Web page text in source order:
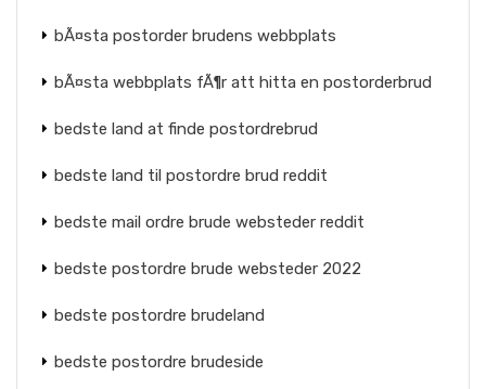
bÃ¤sta postorder brudens webbplats
bÃ¤sta webbplats fÃ¶r att hitta en postorderbrud
bedste land at finde postordrebrud
bedste land til postordre brud reddit
bedste mail ordre brude websteder reddit
bedste postordre brude websteder 2022
bedste postordre brudeland
bedste postordre brudeside